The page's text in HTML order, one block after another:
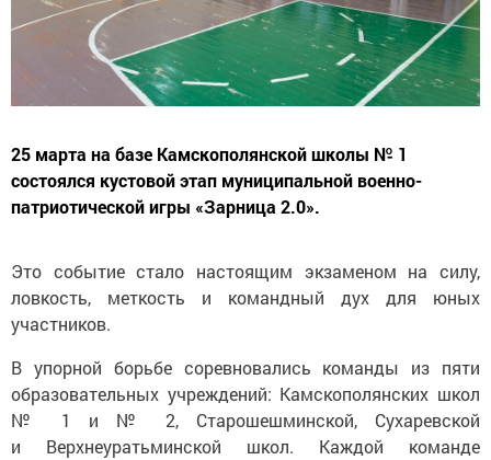
25 марта на базе Камскополянской школы № 1
состоялся кустовой этап муниципальной военно-
патриотической игры «Зарница 2.0».
Это событие стало настоящим экзаменом на силу,
ловкость, меткость и командный дух для юных
участников.
В упорной борьбе соревновались команды из пяти
образовательных учреждений: Камскополянских школ
№ 1 и № 2, Старошешминской, Сухаревской
и Верхнеуратьминской школ. Каждой команде